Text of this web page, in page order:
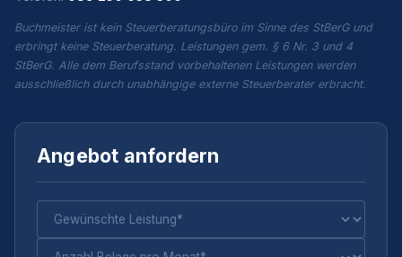
Buchmeister ist kein Steuerberatungsbüro im Sinne des StBerG und
erbringt keine Steuerberatung. Leistungen gem. § 6 Nr. 3 und 4
StBerG. Alle dem Berufsstand vorbehaltenen Leistungen werden
ausschließlich durch unabhängige externe Steuerberater erbracht.
Angebot anfordern